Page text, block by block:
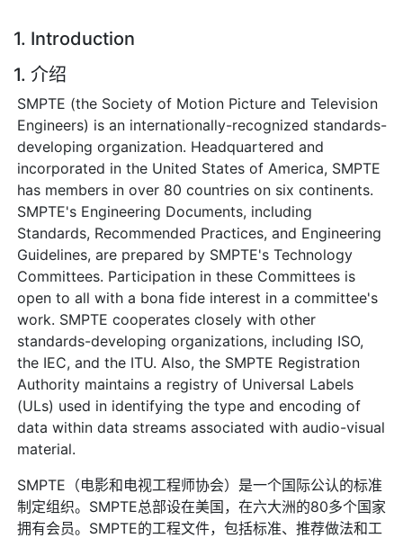
1. Introduction
1. 介绍
SMPTE (the Society of Motion Picture and Television
Engineers) is an internationally-recognized standards-
developing organization. Headquartered and
incorporated in the United States of America, SMPTE
has members in over 80 countries on six continents.
SMPTE's Engineering Documents, including
Standards, Recommended Practices, and Engineering
Guidelines, are prepared by SMPTE's Technology
Committees. Participation in these Committees is
open to all with a bona fide interest in a committee's
work. SMPTE cooperates closely with other
standards-developing organizations, including ISO,
the IEC, and the ITU. Also, the SMPTE Registration
Authority maintains a registry of Universal Labels
(ULs) used in identifying the type and encoding of
data within data streams associated with audio-visual
material.
SMPTE（电影和电视工程师协会）是一个国际公认的标准
制定组织。SMPTE总部设在美国，在六大洲的80多个国家
拥有会员。SMPTE的工程文件，包括标准、推荐做法和工